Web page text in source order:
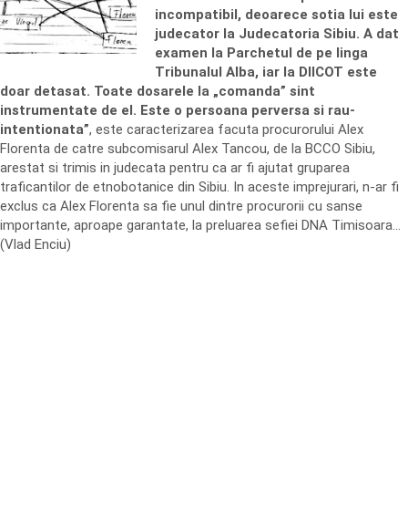
incompatibil, deoarece sotia lui este
judecator la Judecatoria Sibiu. A dat
examen la Parchetul de pe linga
Tribunalul Alba, iar la DIICOT este
doar detasat. Toate dosarele la „comanda” sint
instrumentate de el. Este o persoana perversa si rau-
intentionata”, este caracterizarea facuta procurorului Alex
Florenta de catre subcomisarul Alex Tancou, de la BCCO Sibiu,
arestat si trimis in judecata pentru ca ar fi ajutat gruparea
traficantilor de etnobotanice din Sibiu. In aceste imprejurari, n-ar fi
exclus ca Alex Florenta sa fie unul dintre procurorii cu sanse
importante, aproape garantate, la preluarea sefiei DNA Timisoara…
(Vlad Enciu)